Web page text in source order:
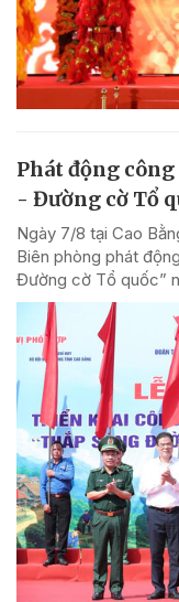
Phát động
- Đường cờ Tổ
Ngày 7/8 tại Cao
Biên phòng phát
Đường cờ Tổ quốc”